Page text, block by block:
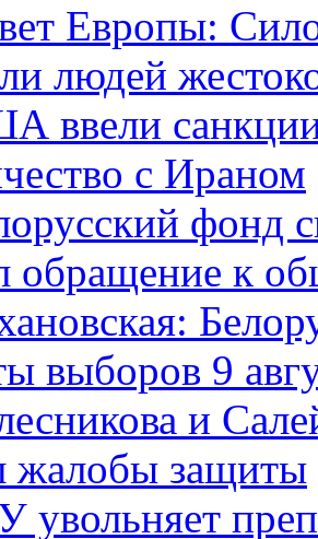
Европы:
людей
ввели
с Ираном
фонд
обращение к
выборов 9
и
жалобы защиты
увольняет